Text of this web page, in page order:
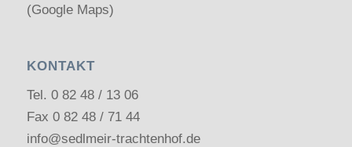
(Google Maps)
KONTAKT
Tel. 0 82 48 / 13 06
Fax 0 82 48 / 71 44
info@sedlmeir-trachtenhof.de